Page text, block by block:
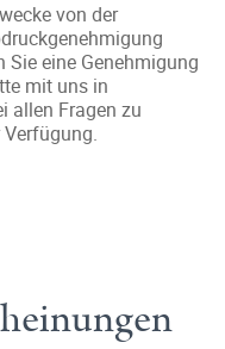
von der
eine Genehmigung
mit uns in
allen Fragen zu